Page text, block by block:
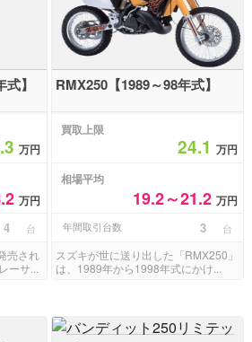
】
万円
万円
4 台
売され
サ...
RMX250【1989～98年式】
買取上限
24.1 万円
相場平均
19.2～21.2 万円
年間取引台数 3 台
スズキが世に送り出した「RMX250」
は、1989年から1998年式にかけ...